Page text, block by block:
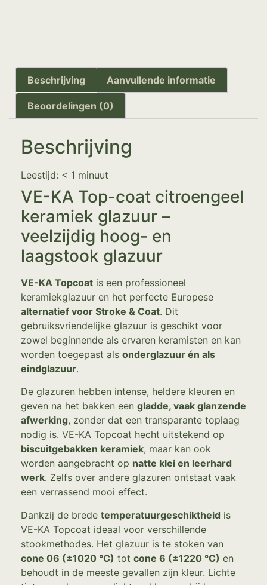
Beschrijving Aanvullende informatie
Beoordelingen (0)
Beschrijving
Leestijd: < 1 minuut
VE-KA Top-coat citroengeel
keramiek glazuur –
veelzijdig hoog- en
laagstook glazuur
VE-KA Topcoat is een professioneel
keramiekglazuur en het perfecte Europese
alternatief voor Stroke & Coat. Dit
gebruiksvriendelijke glazuur is geschikt voor
zowel beginnende als ervaren keramisten en kan
worden toegepast als onderglazuur én als
eindglazuur.
De glazuren hebben intense, heldere kleuren en
geven na het bakken een gladde, vaak glanzende
afwerking, zonder dat een transparante toplaag
nodig is. VE-KA Topcoat hecht uitstekend op
biscuitgebakken keramiek, maar kan ook
worden aangebracht op natte klei en leerhard
werk. Zelfs over andere glazuren ontstaat vaak
een verrassend mooi effect.
Dankzij de brede temperatuurgeschiktheid is
VE-KA Topcoat ideaal voor verschillende
stookmethodes. Het glazuur is te stoken van
cone 06 (±1020 °C) tot cone 6 (±1220 °C) en
behoudt in de meeste gevallen zijn kleur. Lichte